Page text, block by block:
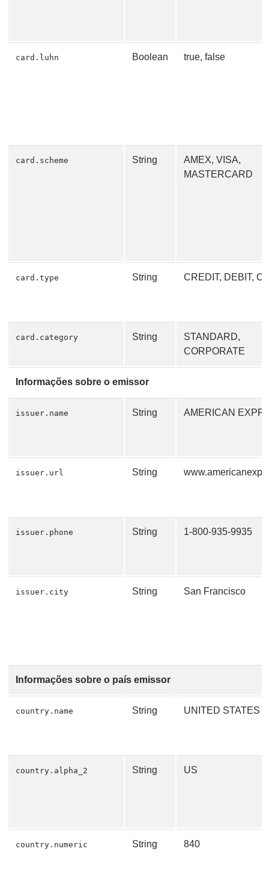
card.luhn Boolean true, false
card.scheme String
AMEX, VISA,
MASTERCARD
card.type String CREDIT, DEBIT,
card.category String
STANDARD,
CORPORATE
Informações sobre o emissor
issuer.name String AMERICAN
issuer.url String
issuer.phone String 1-800-935-9935
issuer.city String San Francisco
Informações sobre o país emissor
country.name String UNITED STATES
country.alpha_2 String US
country.numeric String 840